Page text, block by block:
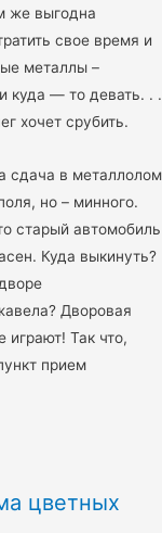
же выгодна
свое время и
металлы –
куда — то девать. . .
хочет срубить.
сдача в металлолом
но – минного.
старый автомобиль
Куда выкинуть?
Дворовая
Так что,
прием
цветных